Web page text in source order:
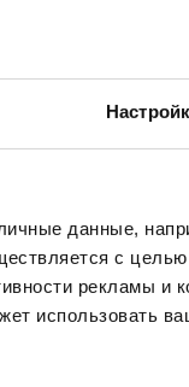
данные,
с
рекламы и
использовать